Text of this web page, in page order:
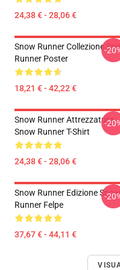
24,38 € - 28,06 €
Snow Runner Collezione
Runner Poster
18,21 € - 42,22 €
-
Snow Runner Attrezzatura
Snow Runner T-Shirt
24,38 € - 28,06 €
-
Snow Runner Edizione Snow
Runner Felpe
37,67 € - 44,11 €
-